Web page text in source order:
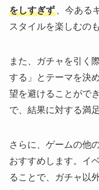
をしすぎず、今ある
スタイルを楽しむの
また、ガチャを引く
する」とテーマを決
望を避けることがで
で、結果に対する満
さらに、ゲームの他
おすすめします。イ
ることで、ガチャ以